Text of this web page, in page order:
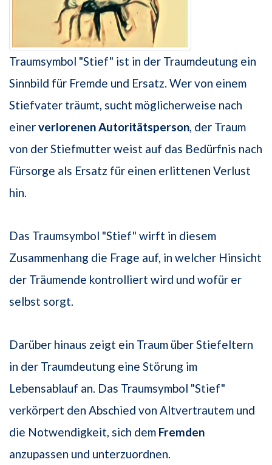
Traumsymbol "Stief" ist in der Traumdeutung ein
Sinnbild für Fremde und Ersatz. Wer von einem
Stiefvater träumt, sucht möglicherweise nach
einerverlorenen Autoritätsperson, der Traum
von der Stiefmutter weist auf das Bedürfnis nach
Fürsorge als Ersatz für einen erlittenen Verlust
hin.
Das Traumsymbol "Stief" wirft in diesem
Zusammenhang die Frage auf, in welcher Hinsicht
der Träumende kontrolliert wird und wofür er
selbst sorgt.
Darüber hinaus zeigt ein Traum über Stiefeltern
in der Traumdeutung eine Störung im
Lebensablauf an. Das Traumsymbol "Stief"
verkörpert den Abschied von Altvertrautem und
die Notwendigkeit, sich dem Fremden
anzupassen und unterzuordnen.